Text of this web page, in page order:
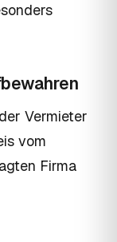
Vermieter
vom
Firma